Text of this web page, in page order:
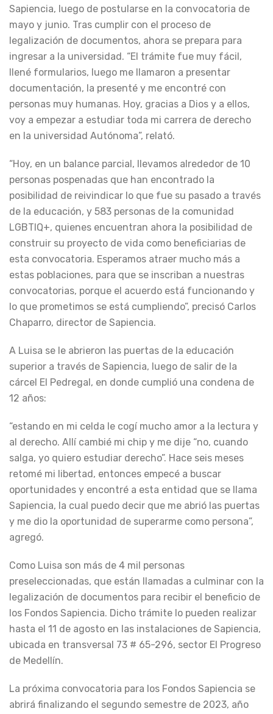
Sapiencia, luego de postularse en la convocatoria de
mayo y junio. Tras cumplir con el proceso de
legalización de documentos, ahora se prepara para
ingresar a la universidad. “El trámite fue muy fácil,
llené formularios, luego me llamaron a presentar
documentación, la presenté y me encontré con
personas muy humanas. Hoy, gracias a Dios y a ellos,
voy a empezar a estudiar toda mi carrera de derecho
en la universidad Autónoma”, relató.
“Hoy, en un balance parcial, llevamos alrededor de 10
personas pospenadas que han encontrado la
posibilidad de reivindicar lo que fue su pasado a través
de la educación, y 583 personas de la comunidad
LGBTIQ+, quienes encuentran ahora la posibilidad de
construir su proyecto de vida como beneficiarias de
esta convocatoria. Esperamos atraer mucho más a
estas poblaciones, para que se inscriban a nuestras
convocatorias, porque el acuerdo está funcionando y
lo que prometimos se está cumpliendo”, precisó Carlos
Chaparro, director de Sapiencia.
A Luisa se le abrieron las puertas de la educación
superior a través de Sapiencia, luego de salir de la
cárcel El Pedregal, en donde cumplió una condena de
12 años:
“estando en mi celda le cogí mucho amor a la lectura y
al derecho. Allí cambié mi chip y me dije “no, cuando
salga, yo quiero estudiar derecho”. Hace seis meses
retomé mi libertad, entonces empecé a buscar
oportunidades y encontré a esta entidad que se llama
Sapiencia, la cual puedo decir que me abrió las puertas
y me dio la oportunidad de superarme como persona”,
agregó.
Como Luisa son más de 4 mil personas
preseleccionadas, que están llamadas a culminar con la
legalización de documentos para recibir el beneficio de
los Fondos Sapiencia. Dicho trámite lo pueden realizar
hasta el 11 de agosto en las instalaciones de Sapiencia,
ubicada en transversal 73 # 65-296, sector El Progreso
de Medellín.
La próxima convocatoria para los Fondos Sapiencia se
abrirá finalizando el segundo semestre de 2023, año